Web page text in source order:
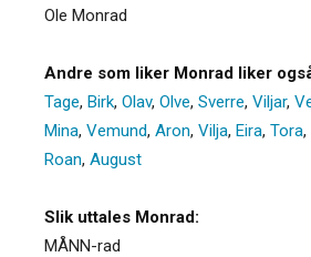
Ole Monrad
Andre som liker Monrad liker
Tage, Birk, Olav, Olve, Sverre, Viljar,
Mina, Vemund, Aron, Vilja, Eira, Tora,
Roan, August
Slik uttales Monrad:
MÅNN-rad